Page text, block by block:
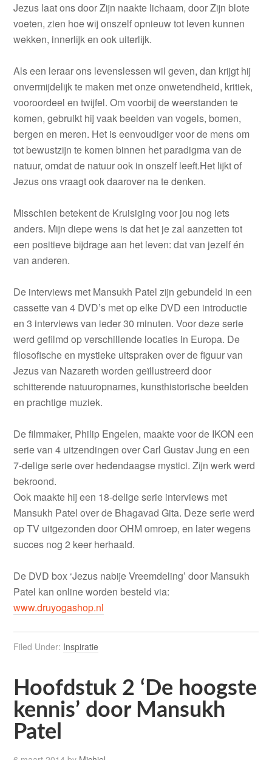
Jezus laat ons door Zijn naakte lichaam, door Zijn blote
voeten, zien hoe wij onszelf opnieuw tot leven kunnen
wekken, innerlijk en ook uiterlijk.
Als een leraar ons levenslessen wil geven, dan krijgt hij
onvermijdelijk te maken met onze onwetendheid, kritiek,
vooroordeel en twijfel. Om voorbij de weerstanden te
komen, gebruikt hij vaak beelden van vogels, bomen,
bergen en meren. Het is eenvoudiger voor de mens om
tot bewustzijn te komen binnen het paradigma van de
natuur, omdat de natuur ook in onszelf leeft.Het lijkt of
Jezus ons vraagt ook daarover na te denken.
Misschien betekent de Kruisiging voor jou nog iets
anders. Mijn diepe wens is dat het je zal aanzetten tot
een positieve bijdrage aan het leven: dat van jezelf én
van anderen.
De interviews met Mansukh Patel zijn gebundeld in een
cassette van 4 DVD’s met op elke DVD een introductie
en 3 interviews van ieder 30 minuten. Voor deze serie
werd gefilmd op verschillende locaties in Europa. De
filosofische en mystieke uitspraken over de figuur van
Jezus van Nazareth worden geïllustreerd door
schitterende natuuropnames, kunsthistorische beelden
en prachtige muziek.
De filmmaker, Philip Engelen, maakte voor de IKON een
serie van 4 uitzendingen over Carl Gustav Jung en een
7-delige serie over hedendaagse mystici. Zijn werk werd
bekroond.
Ook maakte hij een 18-delige serie interviews met
Mansukh Patel over de Bhagavad Gita. Deze serie werd
op TV uitgezonden door OHM omroep, en later wegens
succes nog 2 keer herhaald.
De DVD box ‘Jezus nabije Vreemdeling’ door Mansukh
Patel kan online worden besteld via:
www.druyogashop.nl
Filed Under: Inspiratie
Hoofdstuk 2 ‘De hoogste
kennis’ door Mansukh
Patel